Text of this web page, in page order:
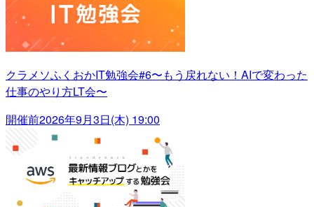
クラメソふくおかIT勉強会#6〜もう戻れない！AIで変わった
仕事のやり方LT会〜
開催前2026年9月3日(木) 19:00